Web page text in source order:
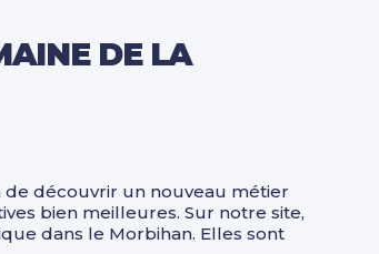
DE LA
découvrir un nouveau métier
bien meilleures. Sur notre site,
dans le Morbihan. Elles sont